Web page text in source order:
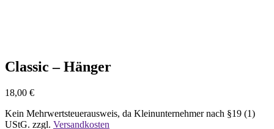
Classic – Hänger
18,00 €
Kein Mehrwertsteuerausweis, da Kleinunternehmer nach §19 (1)
UStG. zzgl. Versandkosten